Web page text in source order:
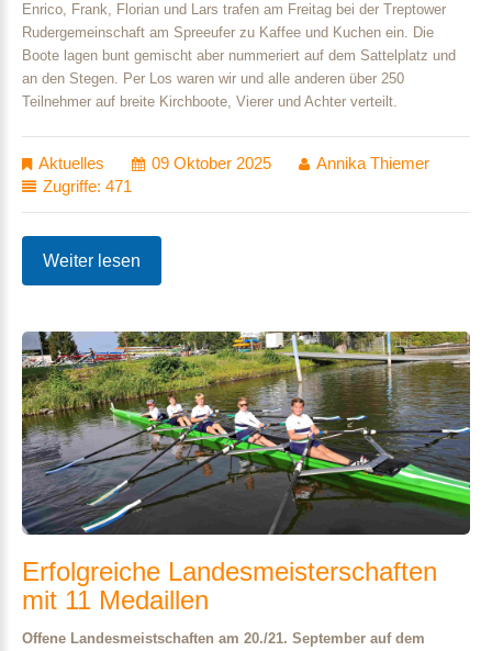
Enrico, Frank, Florian und Lars trafen am Freitag bei der Treptower
Rudergemeinschaft am Spreeufer zu Kaffee und Kuchen ein. Die
Boote lagen bunt gemischt aber nummeriert auf dem Sattelplatz und
an den Stegen. Per Los waren wir und alle anderen über 250
Teilnehmer auf breite Kirchboote, Vierer und Achter verteilt.
Aktuelles 09 Oktober 2025
Annika Thiemer
Zugriffe: 471
Weiter lesen
Erfolgreiche Landesmeisterschaften
mit 11 Medaillen
Offene Landesmeistschaften am 20./21. September auf dem